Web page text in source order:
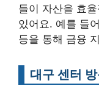
들이 자산을 효
있어요. 예를 들
등을 통해 금융
대구 센터